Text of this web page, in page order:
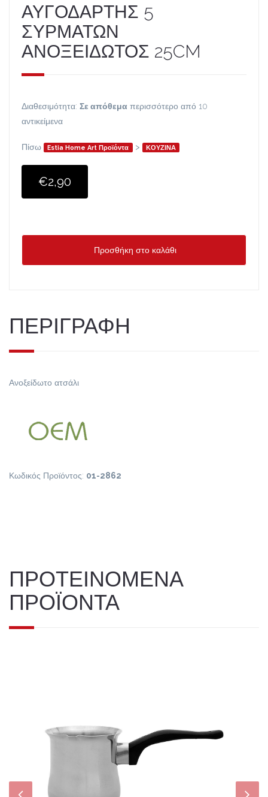
ΑΥΓΟΔΑΡΤΗΣ 5
ΣΥΡΜΑΤΩΝ
ΑΝΟΞΕΙΔΩΤΟΣ 25CM
Διαθεσιμότητα: Σε απόθεμα περισσότερο από 10
αντικείμενα
Πίσω Estia Home Art Προϊόντα > ΚΟΥΖΙΝΑ
€2,90
Προσθήκη στο καλάθι
ΠΕΡΙΓΡΑΦΗ
Ανοξείδωτο ατσάλι
Κωδικός Προϊόντος: 01-2862
ΠΡΟΤΕΙΝΟΜΕΝΑ
ΠΡΟΪΟΝΤΑ